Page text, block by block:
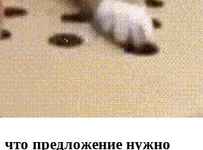
что предложение нужно